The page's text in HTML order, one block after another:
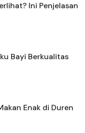
Ini Penjelasan
Bayi Berkualitas
Enak di Duren